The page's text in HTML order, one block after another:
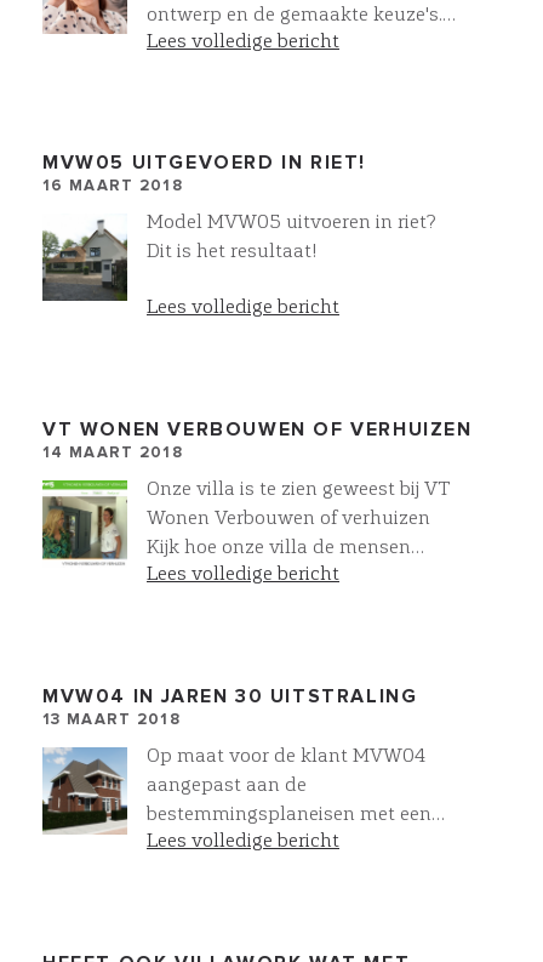
ontwerp en de gemaakte keuze's.
Zo nemen we u als koper stap voor
Lees volledige bericht
MVW05 UITGEVOERD IN RIET!
16 MAART 2018
Model MVW05 uitvoeren in riet?
Dit is het resultaat!
Lees volledige bericht
VT WONEN VERBOUWEN OF VERHUIZEN
14 MAART 2018
Onze villa is te zien geweest bij VT
Wonen Verbouwen of verhuizen
Kijk hoe onze villa de mensen
raakt!
Lees volledige bericht
MVW04 IN JAREN 30 UITSTRALING
13 MAART 2018
Op maat voor de klant MVW04
aangepast aan de
bestemmingsplaneisen met een
jaren 30 Herenhuis uitstraling. In
Lees volledige bericht